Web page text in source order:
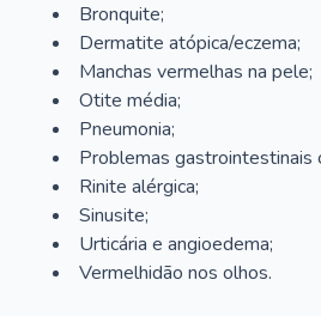
Bronquite;
Dermatite atópica/eczema;
Manchas vermelhas na pele;
Otite média;
Pneumonia;
Problemas gastrointestinais
Rinite alérgica;
Sinusite;
Urticária e angioedema;
Vermelhidão nos olhos.